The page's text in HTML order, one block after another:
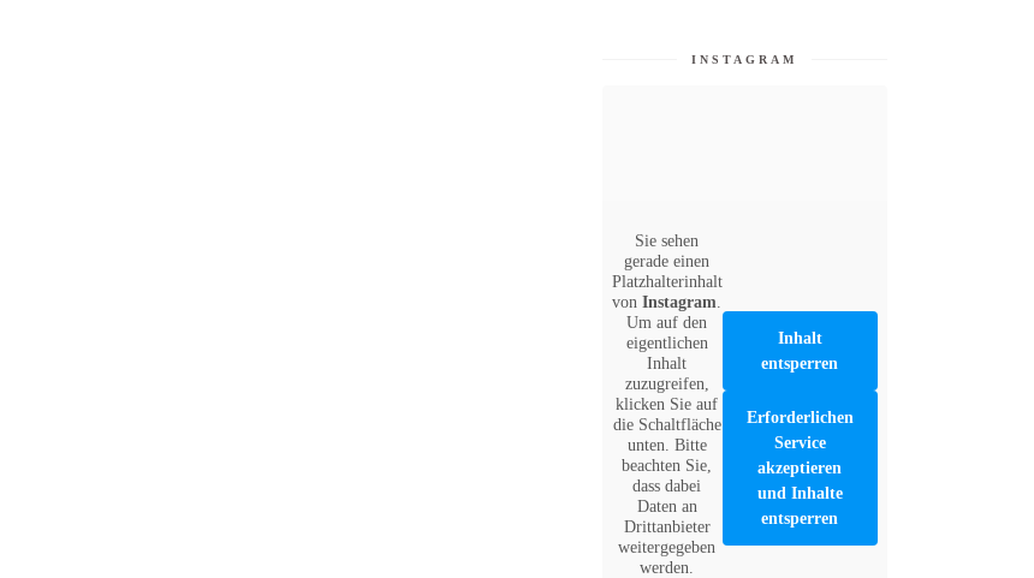
INSTAGRAM
Sie sehen
gerade einen
Platzhalterinhalt
vonInstagram
Um auf den
eigentlichen
Inhalt
zuzugreifen,
klicken Sie auf
die Schaltfläche
unten. Bitte
beachten Sie,
dass dabei
Daten an
Drittanbieter
weitergegeben
werden.
Inhalt
entsperren
Erforderlichen
Service
akzeptieren
und Inhalte
entsperren